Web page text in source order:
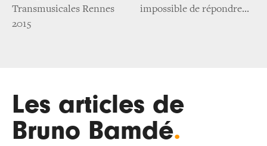
Transmusicales Rennes
2015
impossible de répondre...
Les articles de
Bruno Bamdé.